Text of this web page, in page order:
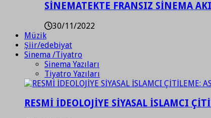
SİNEMATEKTE FRANSIZ SİNEMA
30/11/2022
Müzik
Şiir/edebiyat
Sinema /Tiyatro
Sinema Yazıları
Tiyatro Yazıları
RESMİ İDEOLOJİYE SİYASAL İSLAMCI